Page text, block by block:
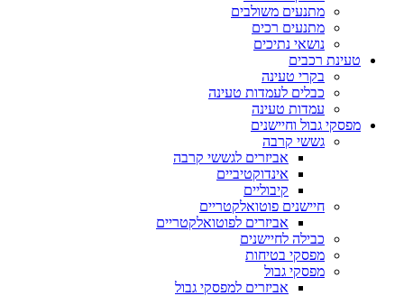
מתנעים משולבים
מתנעים רכים
נושאי נתיכים
טעינת רכבים
בקרי טעינה
כבלים לעמדות טעינה
עמדות טעינה
מפסקי גבול וחיישנים
גששי קרבה
אביזרים לגששי קרבה
אינדוקטיביים
קיבוליים
חיישנים פוטואלקטריים
אביזרים לפוטואלקטריים
כבילה לחיישנים
מפסקי בטיחות
מפסקי גבול
אביזרים למפסקי גבול